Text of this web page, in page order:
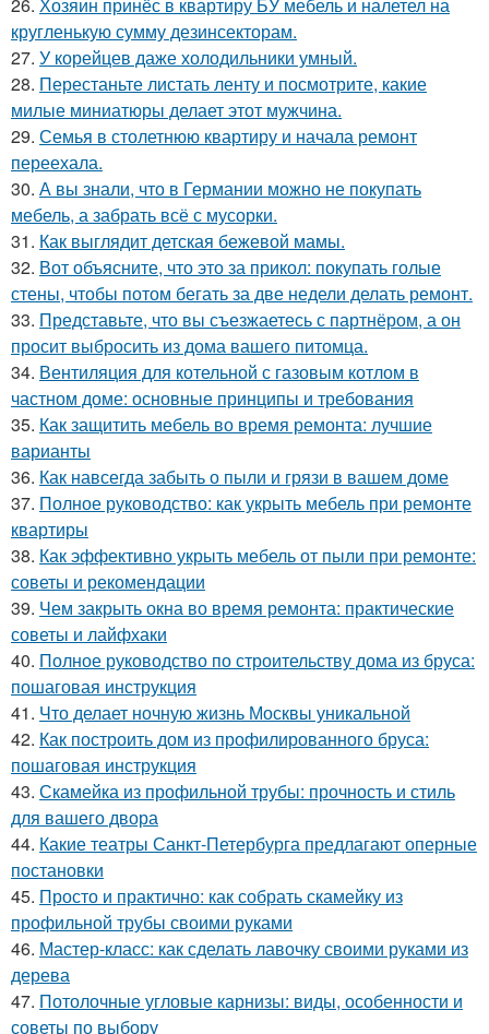
кругленькую сумму дезинсекторам.
27. У корейцев даже холодильники умный.
28. Перестаньте листать ленту и посмотрите, какие
милые миниатюры делает этот мужчина.
29. Семья в столетнюю квартиру и начала ремонт
переехала.
30. А вы знали, что в Германии можно не покупать
мебель, а забрать всё с мусорки.
31. Как выглядит детская бежевой мамы.
32. Вот объясните, что это за прикол: покупать голые
стены, чтобы потом бегать за две недели делать ремонт.
33. Представьте, что вы съезжаетесь с партнёром, а он
просит выбросить из дома вашего питомца.
34. Вентиляция для котельной с газовым котлом в
частном доме: основные принципы и требования
35. Как защитить мебель во время ремонта: лучшие
варианты
36. Как навсегда забыть о пыли и грязи в вашем доме
37. Полное руководство: как укрыть мебель при ремонте
квартиры
38. Как эффективно укрыть мебель от пыли при ремонте:
советы и рекомендации
39. Чем закрыть окна во время ремонта: практические
советы и лайфхаки
40. Полное руководство по строительству дома из бруса:
пошаговая инструкция
41. Что делает ночную жизнь Москвы уникальной
42. Как построить дом из профилированного бруса:
пошаговая инструкция
43. Скамейка из профильной трубы: прочность и стиль
для вашего двора
44. Какие театры Санкт-Петербурга предлагают оперные
постановки
45. Просто и практично: как собрать скамейку из
профильной трубы своими руками
46. Мастер-класс: как сделать лавочку своими руками из
дерева
47. Потолочные угловые карнизы: виды, особенности и
советы по выбору